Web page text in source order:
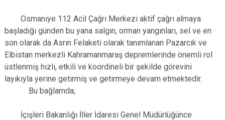
Osmaniye 112 Acil Çağrı Merkezi aktif çağrı almaya
başladığı günden bu yana salgın, orman yangınları, sel ve en
son olarak da Asrın Felaketi olarak tanımlanan Pazarcık ve
Elbistan merkezli Kahramanmaraş depremlerinde önemli rol
üstlenmiş hızlı, etkili ve koordineli bir şekilde görevini
layıkıyla yerine getirmiş ve getirmeye devam etmektedir.
Bu bağlamda;
İçişleri Bakanlığı İller İdaresi Genel Müdürlüğünce